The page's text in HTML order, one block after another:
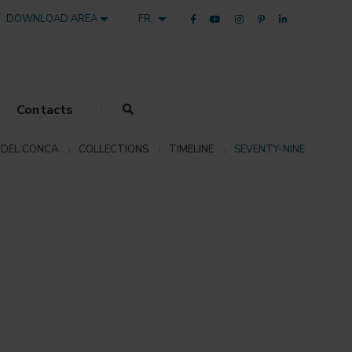
DOWNLOAD AREA FR
Contacts
CONCA COLLECTIONS TIMELINE SEVENTY-NINE